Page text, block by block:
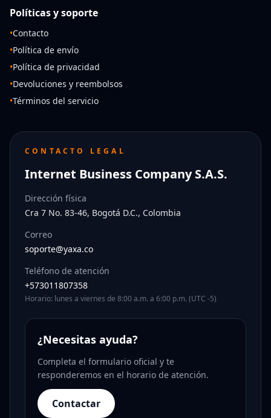
Políticas y soporte
•Contacto
•Política de envío
•Política de privacidad
•Devoluciones y reembolsos
•Términos del servicio
CONTACTO LEGAL
Internet Business Company S.A.S.
Dirección física
Cra 7 No. 83-46, Bogotá D.C., Colombia
Correo
soporte@yaxa.co
Teléfono de atención
+573011807358
Horario: lunes a viernes de 8:00 a.m. a 6:00 p.m. (UTC -5)
¿Necesitas ayuda?
Completa el formulario oficial y te
responderemos en el horario de atención.
Contactar